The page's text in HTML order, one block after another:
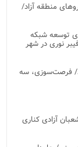
منطقه آزاد/
برای توسعه شبکه
در آمل/ برقراری ۱۴۷۰ اتصال فیبر نوری در شهر
فرصت‌سوزی، سه
آزادی کناری